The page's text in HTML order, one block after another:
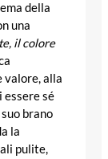
della
una
il colore
valore, alla
essere sé
brano
la
pulite,